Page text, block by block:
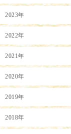
2023年
2022年
2021年
2020年
2019年
2018年